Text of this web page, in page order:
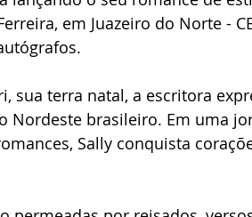
em Juazeiro do Norte -
sua terra natal, a escritora
Nordeste brasileiro. Em uma
Sally conquista